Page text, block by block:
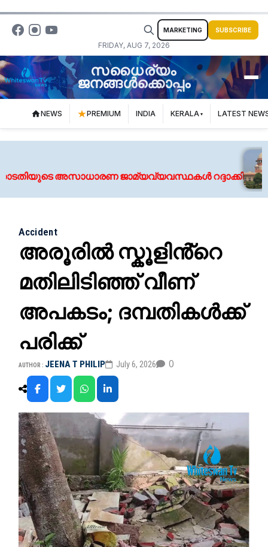
FRIDAY, AUG 7, 2026
MARKETING SUBSCRIBE
സധൈര്യം
ജനങ്ങൾക്കൊപ്പം
NEWS PREMIUM INDIA KERALA LATEST
അസാധാരണ ജാമ്യവ്യവസ്ഥകൾ റദ്ദാക്കി
Accident
അരൂരിൽ സ്കൂളിൻ്റെ
മതിലിടിഞ്ഞ് വീണ്
അപകടം; ദമ്പതികൾക്ക്
പരിക്ക്
AUTHOR : JEENA T PHILIP July 6, 2026 0